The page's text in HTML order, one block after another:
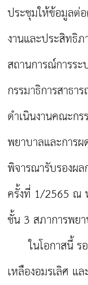
ประชุมให้ข้อมูลต่
งานและประสิทธิ
สถานการณ์การร
กรรมาธิการสาธ
ดำเนินงานคณะก
พยาบาลและการ
พิจารณารับรองผ
ครั้งที่ 1/2565 ณ
ชั้น 3 สภาการพย
ในโอกาสนี้ รอ
เหลืองอมรเลิศ แ